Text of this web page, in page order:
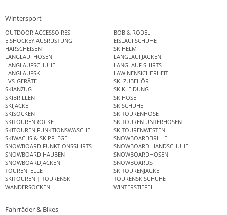
Wintersport
OUTDOOR ACCESSOIRES
BOB & RODEL
EISHOCKEY AUSRÜSTUNG
EISLAUFSCHUHE
HARSCHEISEN
SKIHELM
LANGLAUFHOSEN
LANGLAUFJACKEN
LANGLAUFSCHUHE
LANGLAUF SHIRTS
LANGLAUFSKI
LAWINENSICHERHEIT
LVS-GERÄTE
SKI ZUBEHÖR
SKIANZUG
SKIKLEIDUNG
SKIBRILLEN
SKIHOSE
SKIJACKE
SKISCHUHE
SKISOCKEN
SKITOURENHOSE
SKITOURENRÖCKE
SKITOUREN UNTERHOSEN
SKITOUREN FUNKTIONSWÄSCHE
SKITOURENWESTEN
SKIWACHS & SKIPFLEGE
SNOWBOARDBRILLE
SNOWBOARD FUNKTIONSSHIRTS
SNOWBOARD HANDSCHUHE
SNOWBOARD HAUBEN
SNOWBOARDHOSEN
SNOWBOARDJACKEN
SNOWBOARDS
TOURENFELLE
SKITOURENJACKE
SKITOUREN | TOURENSKI
TOURENSKISCHUHE
WANDERSOCKEN
WINTERSTIEFEL
Fahrräder & Bikes